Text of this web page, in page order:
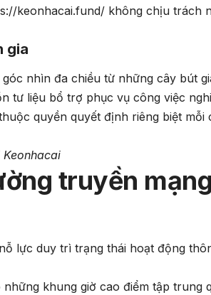
keonhacai.fund/ không chịu trách
gia
nhìn đa chiều từ những cây bút
tư liệu bổ trợ phục vụ công việc
quyền quyết định riêng biệt mỗi
truyền
lực duy trì trạng thái hoạt động
khung giờ cao điểm tập trung